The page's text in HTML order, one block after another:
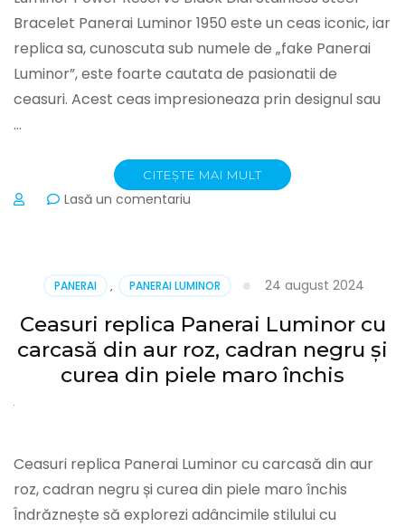
Bracelet Panerai Luminor 1950 este un ceas iconic, iar
replica sa, cunoscuta sub numele de „fake Panerai
Luminor”, este foarte cautata de pasionatii de
ceasuri. Acest ceas impresioneaza prin designul sau
…
CITEȘTE MAI MULT
Lasă un comentariu
Reserve
Black
Dial
Stainless
Steel
Bracelet
PANERAI , PANERAI LUMINOR 24 august 2024
Ceasuri replica Panerai Luminor cu
carcasă din aur roz, cadran negru și
curea din piele maro închis
Ceasuri replica Panerai Luminor cu carcasă din aur
roz, cadran negru și curea din piele maro închis
Îndrăznește să explorezi adâncimile stilului cu